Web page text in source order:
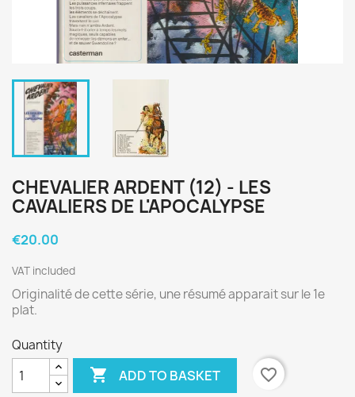
CHEVALIER ARDENT (12) - LES
CAVALIERS DE L'APOCALYPSE
€20.00
VAT included
Originalité de cette série, une résumé apparait sur le 1e
plat.
Quantity
 ADD TO BASKET
favorite_border